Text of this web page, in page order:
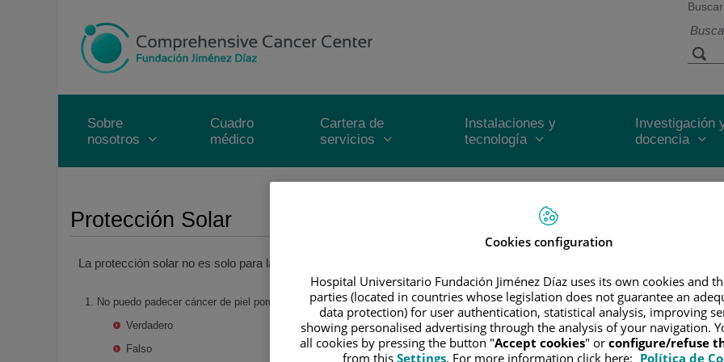
contenido
Buscar
Sobre
nosotros
Cuadro
médico
Cartera de
servicios
Instalaciones y
tecnología
Investigación
docencia
Protección Solar
La protección solar no es solo para las vacaciones.
No puedo padecer cáncer de piel porque mi rutina normal (trabajo, camino al trabajo, hobbies, vacaciones) no incluyen actividades al
Verdadero
Falso
Cookies configuration
Hospital Universitario Fundación Jiménez Díaz uses its own cookies and
parties (located in countries whose legislation does not guarantee an
data protection) for user authentication, statistical analysis, improving
showing personalised advertising through the analysis of your navigation.
all cookies by pressing the button "Accept cookies" or configure/refuse
from this Settings. For more information click here: Política de